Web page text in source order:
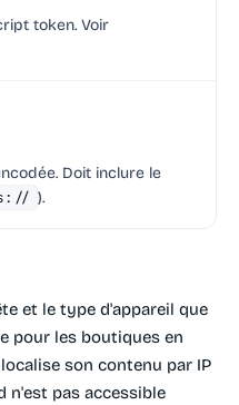
token. Voir
Doit inclure le
).
et le type d'appareil que
pour les boutiques en
son contenu par IP
n'est pas accessible